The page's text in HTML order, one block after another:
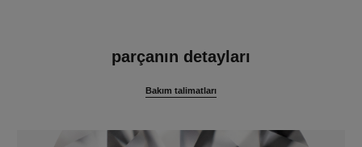
parçanın detayları
Bakım talimatları